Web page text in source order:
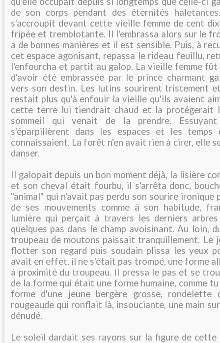
de son corps pendant des éternités
s'accroupit devant cette vieille femme de cent
fripée et tremblotante. Il l'embrassa alors sur le
a de bonnes manières et il est sensible. Puis, à
cet espace agonisant, repassa le rideau feuillu,
l'enfourcha et partit au galop. La vieille femme fût
d'avoir été embrassée par le prince charmant
vers son destin. Les lutins sourirent tristement
restait plus qu'à enfouir la vieille qu'ils avaient
cette terre lui tiendrait chaud et la protégerait
sommeil qui venait de la prendre.
s'éparpillèrent dans les espaces et les temps
connaissaient. La forêt n'en avait rien à cirer, elle
danser.
Il galopait depuis un bon moment déjà, la lisière
et son cheval était fourbu, il s'arrêta donc,
"animal" qui n'avait pas perdu son sourire ironique
de ses mouvements comme à son habitude,
lumière qui perçait à travers les derniers
quelques pas dans le champ avoisinant. Au loin,
troupeau de moutons paissait tranquillement. Le
flotter son regard puis soudain plissa les yeux
avait en effet, il ne s'était pas trompé, une forme
à proximité du troupeau. Il pressa le pas et se
de la forme qui était une forme humaine, comme
forme d'une jeune bergère grosse,
rougeaude qui ronflait là, insouciante, une main
dénudé.
Le soleil dardait ses rayons sur la figure de cette